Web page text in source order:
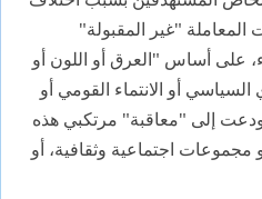
"غير المقبولة"
على أساس "العرق أو اللون أو
السياسي أو الانتماء القومي أو
ودعت إلى "معاقبة" مرتكبي هذه
مجموعات اجتماعية وثقافية، أو